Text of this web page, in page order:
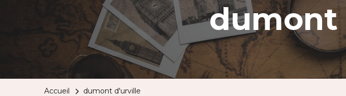
dumont
Accueil dumont d'urville